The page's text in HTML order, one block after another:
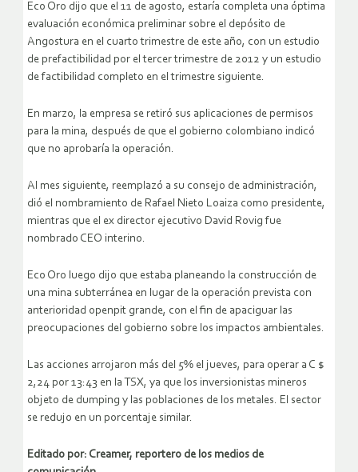
Eco Oro dijo que el 11 de agosto, estaría completa una óptima
evaluación económica preliminar sobre el depósito de
Angostura en el cuarto trimestre de este año, con un estudio
de prefactibilidad por el tercer trimestre de 2012 y un estudio
de factibilidad completo en el trimestre siguiente.
En marzo, la empresa se retiró sus aplicaciones de permisos
para la mina, después de que el gobierno colombiano indicó
que no aprobaría la operación.
Al mes siguiente, reemplazó a su consejo de administración,
dió el nombramiento de Rafael Nieto Loaiza como presidente,
mientras que el ex director ejecutivo David Rovig fue
nombrado CEO interino.
Eco Oro luego dijo que estaba planeando la construcción de
una mina subterránea en lugar de la operación prevista con
anterioridad openpit grande, con el fin de apaciguar las
preocupaciones del gobierno sobre los impactos ambientales.
Las acciones arrojaron más del 5% el jueves, para operar a C $
2,24 por 13:43 en la TSX, ya que los inversionistas mineros
objeto de dumping y las poblaciones de los metales. El sector
se redujo en un porcentaje similar.
Editado por: Creamer, reportero de los medios de